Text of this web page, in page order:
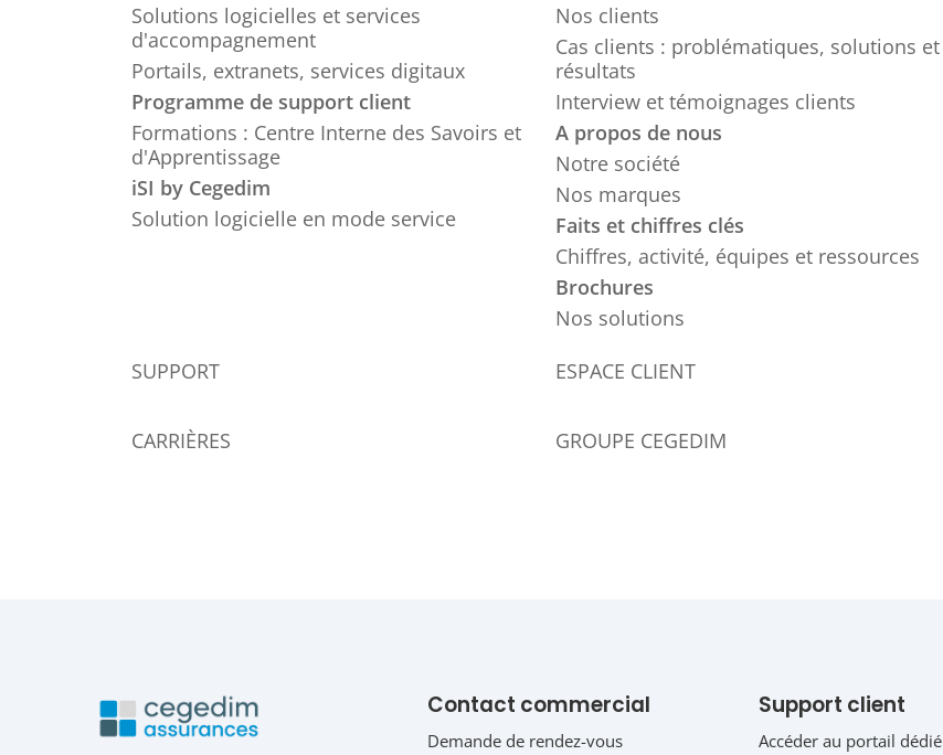
Solutions logicielles et services
d'accompagnement
Portails, extranets, services digitaux
Programme de support client
Formations : Centre Interne des Savoirs et
d'Apprentissage
iSI by Cegedim
Solution logicielle en mode service
Nos clients
Cas clients : problématiques, solutions et
résultats
Interview et témoignages clients
A propos de nous
Notre société
Nos marques
Faits et chiffres clés
Chiffres, activité, équipes et ressources
Brochures
Nos solutions
SUPPORT ESPACE CLIENT
CARRIÈRES GROUPE CEGEDIM
Contact commercial
Demande de rendez-vous
Support client
Accéder au portail dédié